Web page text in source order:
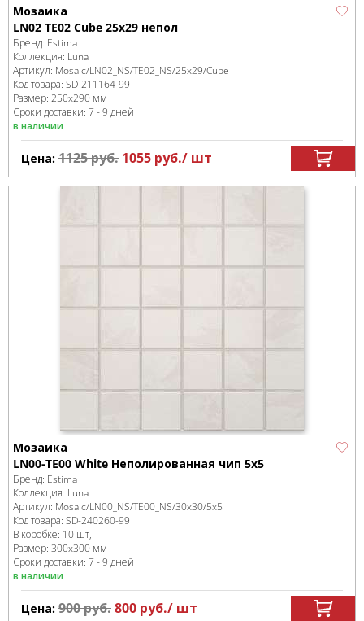
Мозаика
LN02 TE02 Cube 25x29 непол
Бренд: Estima
Коллекция: Luna
Артикул: Mosaic/LN02_NS/TE02_NS/25x29/Cube
Код товара: SD-211164-99
Размер: 250x290 мм
Сроки доставки: 7 - 9 дней
в наличии
Цена: 1125руб. 1055 руб./ шт
Мозаика
LN00-TE00 White Неполированная чип 5х5
Бренд: Estima
Коллекция: Luna
Артикул: Mosaic/LN00_NS/TE00_NS/30x30/5x5
Код товара: SD-240260-99
В коробке: 10 шт,
Размер: 300x300 мм
Сроки доставки: 7 - 9 дней
в наличии
Цена: 900руб.800 руб./ шт